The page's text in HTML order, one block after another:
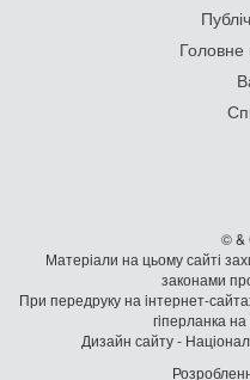
© &
Матеріали на цьому сайті
законами
При передруку на iнтернет-
гiперланка
Дизайн сайту -